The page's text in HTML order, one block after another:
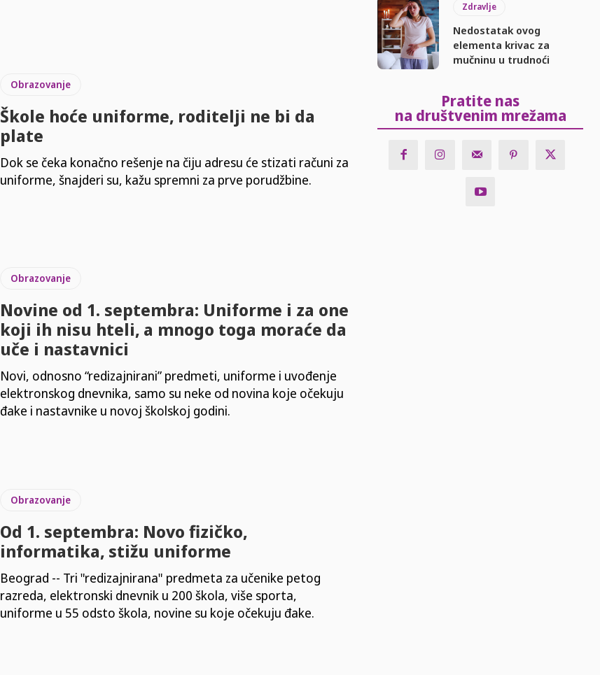
Obrazovanje
Škole hoće uniforme, roditelji ne bi da
plate
Dok se čeka konačno rešenje na čiju adresu će stizati računi za
uniforme, šnajderi su, kažu spremni za prve porudžbine.
Obrazovanje
Novine od 1. septembra: Uniforme i za one
koji ih nisu hteli, a mnogo toga moraće da
uče i nastavnici
Novi, odnosno “redizajnirani” predmeti, uniforme i uvođenje
elektronskog dnevnika, samo su neke od novina koje očekuju
đake i nastavnike u novoj školskoj godini.
Obrazovanje
Od 1. septembra: Novo fizičko,
informatika, stižu uniforme
Beograd -- Tri "redizajnirana" predmeta za učenike petog
razreda, elektronski dnevnik u 200 škola, više sporta,
uniforme u 55 odsto škola, novine su koje očekuju đake.
Zdravlje
Nedostatak ovog
elementa krivac za
mučninu u trudnoći
Pratite nas
na društvenim mrežama